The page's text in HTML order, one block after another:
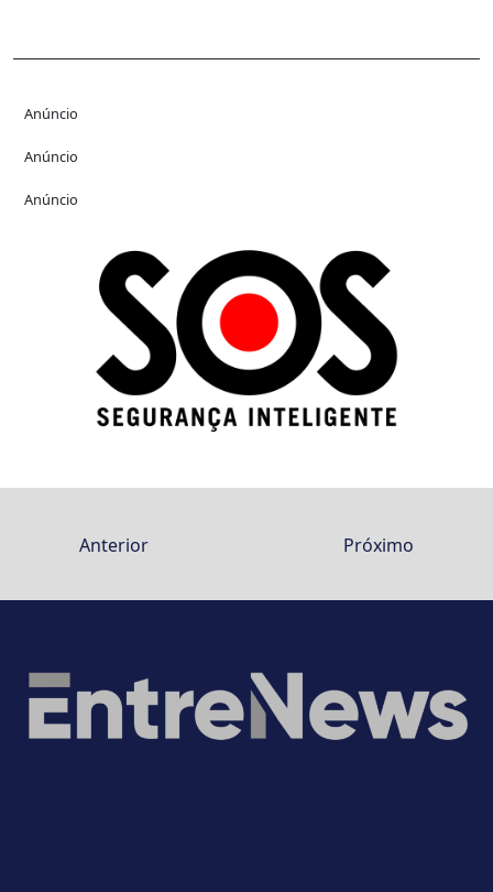
Anúncio
Anúncio
Anúncio
Anterior Próximo